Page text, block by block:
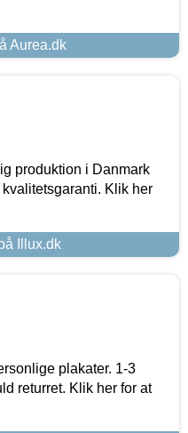
Aurea.dk
produktion i Danmark
Klik her
Illux.dk
plakater. 1-3
returret. Klik her for at